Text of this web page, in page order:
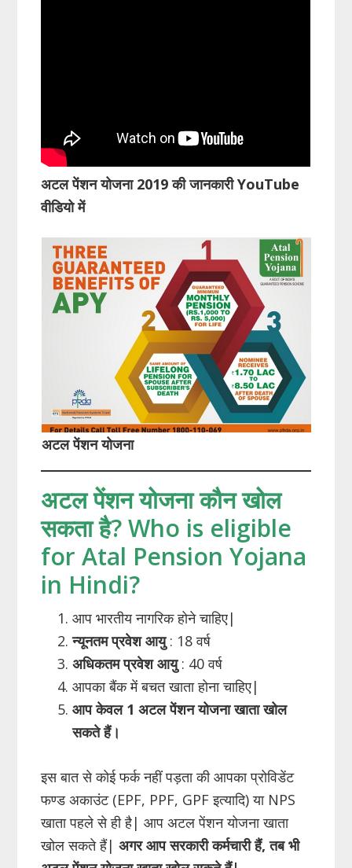
अटल पेंशन योजना 2019 की जानकारी YouTube
वीडियो में
अटल पेंशन योजना
अटल पेंशन योजना कौन खोल
सकता है? Who is eligible
for Atal Pension Yojana
in Hindi?
आप भारतीय नागरिक होने चाहिए|
न्यूनतम प्रवेश आयु: 18 वर्ष
अधिकतम प्रवेश आयु: 40 वर्ष
आपका बैंक में बचत खाता होना चाहिए|
आप केवल 1अटल पेंशन योजना खाता खोल
सकते हैं।
इस बात से कोई फर्क नहीं पड़ता की आपका प्रोविडेंट
फण्ड अकाउंट (EPF, PPF, GPF इत्यादि) या NPS
खाता पहले से ही है| आप अटल पेंशन योजना खाता
खोल सकते हैं|अगर आप सरकारी कर्मचारी हैं, तब भी